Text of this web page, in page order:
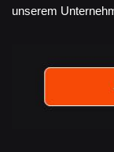
unserem